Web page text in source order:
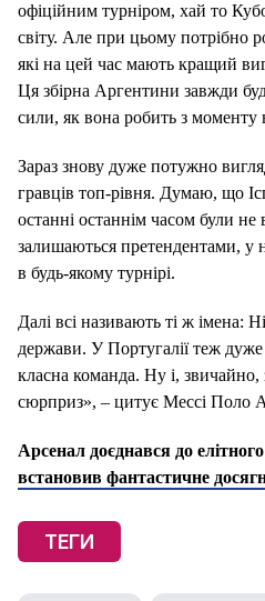
офіційним турніром, хай то
світу. Але при цьому потрібно
які на цей час мають кращий
Ця збірна Аргентини завжди
сили, як вона робить з моменту
Зараз знову дуже потужно
гравців топ-рівня. Думаю, що
останні останнім часом були
залишаються претендентами, у
в будь-якому турнірі.
Далі всі називають ті ж імена:
держави. У Португалії теж
класна команда. Ну і, звичайно,
сюрприз», – цитує Мессі Поло
Арсенал доєднався до
встановив фантастичне
ТЕГИ